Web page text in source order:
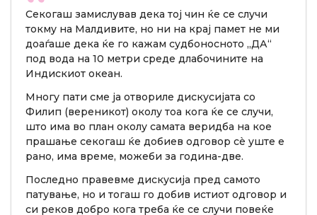
Секогаш замислував дека тој чин ќе се случи
токму на Малдивите, но ни на крај памет не ми
доаѓаше дека ќе го кажам судбоносното „ДА“
под вода на 10 метри среде длабочините на
Индискиот океан.
Многу пати сме ја отвориле дискусијата со
Филип (вереникот) околу тоа кога ќе се случи,
што има во план околу самата веридба на кое
прашање секогаш ќе добиев одговор сè уште е
рано, има време, можеби за година-две.
Последно правевме дискусија пред самото
патување, но и тогаш го добив истиот одговор и
си реков добро кога треба ќе се случи повеќе